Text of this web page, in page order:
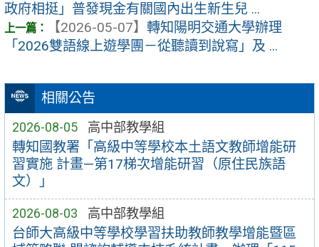
相關公告
2026-08-05 高中部教學組
轉知國教署「高級中等學校本土語文教師增能研
習實施 計畫—第17梯次增能研習（原住民族語
文）」
2026-08-03 高中部教學組
台師大高級中等學校學習扶助教師教學增能暨區
政府相挺」普發現金有關國內出生新生兒 ...
【2026-05-07】 轉知陽明交通大學辦理
「2026雙語線上遊學團－從聽讀到說寫」及 ...